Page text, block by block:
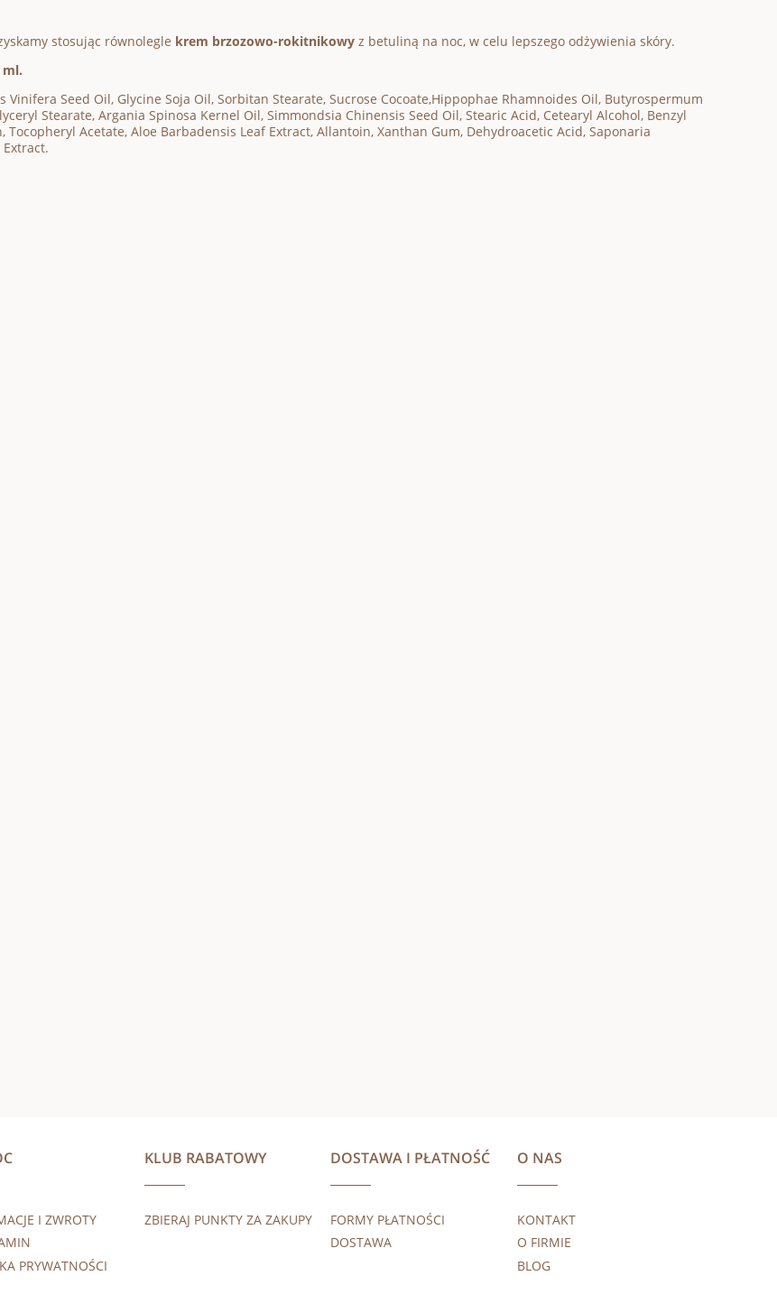
stosując równolegle krem brzozowo-rokitnikowy z betuliną na noc, w celu lepszego odżywienia skóry.
ml.
Vinifera Seed Oil, Glycine Soja Oil, Sorbitan Stearate, Sucrose Cocoate,Hippophae Rhamnoides Oil, Butyrospermum
Stearate, Argania Spinosa Kernel Oil, Simmondsia Chinensis Seed Oil, Stearic Acid, Cetearyl Alcohol, Benzyl
Tocopheryl Acetate, Aloe Barbadensis Leaf Extract, Allantoin, Xanthan Gum, Dehydroacetic Acid, Saponaria
I ZWROTY
PRYWATNOŚCI
KLUB RABATOWY
ZBIERAJ PUNKTY ZA ZAKUPY
DOSTAWA I PŁATNOŚĆ
FORMY PŁATNOŚCI
DOSTAWA
O NAS
KONTAKT
O FIRMIE
BLOG